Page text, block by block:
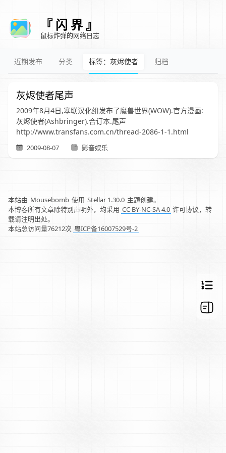
『 闪 界 』
鼠标炸弹的网络日志
近期发布 分类 标签：灰烬使者 归档
灰烬使者尾声
2009年8月4日,塞联汉化组发布了魔兽世界(WOW).官方漫画:
灰烬使者(Ashbringer).合订本.尾声
http://www.transfans.com.cn/thread-2086-1-1.html
2009-08-07 影音娱乐
本站由 Mousebomb 使用 Stellar 1.30.0 主题创建。
本博客所有文章除特别声明外，均采用 CC BY-NC-SA 4.0 许可协议，转
载请注明出处。
本站总访问量76212次 粤ICP备16007529号-2